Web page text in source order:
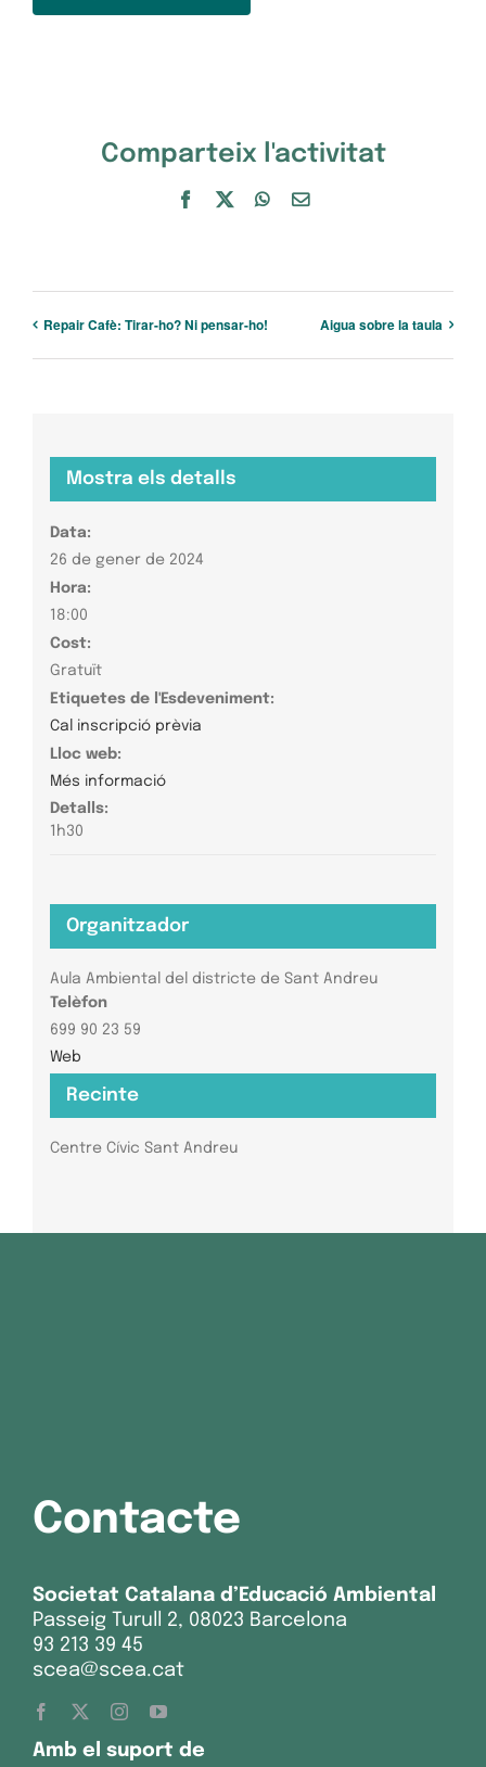
Comparteix l'activitat
Facebook WhatsApp
Email:
Repair Cafè: Tirar-ho? Ni pensar-ho! Aigua sobre la taula
Mostra els detalls
Data:
26 de gener de 2024
Hora:
18:00
Cost:
Gratuït
Etiquetes de l'Esdeveniment:
Cal inscripció prèvia
Lloc web:
Més informació
Detalls:
1h30
Recinte
Centre Cívic Sant Andreu
Organitzador
Aula Ambiental del districte de Sant Andreu
Telèfon
699 90 23 59
Web
Contacte
Societat Catalana d’Educació Ambiental
Passeig Turull 2, 08023 Barcelona
93 213 39 45
scea@scea.cat
Amb el suport de